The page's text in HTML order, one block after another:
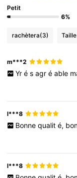
Petit
6%
rachètera(3)
m***2
Yr é s agr é able
l***8
Bonne qualit é,
l***8